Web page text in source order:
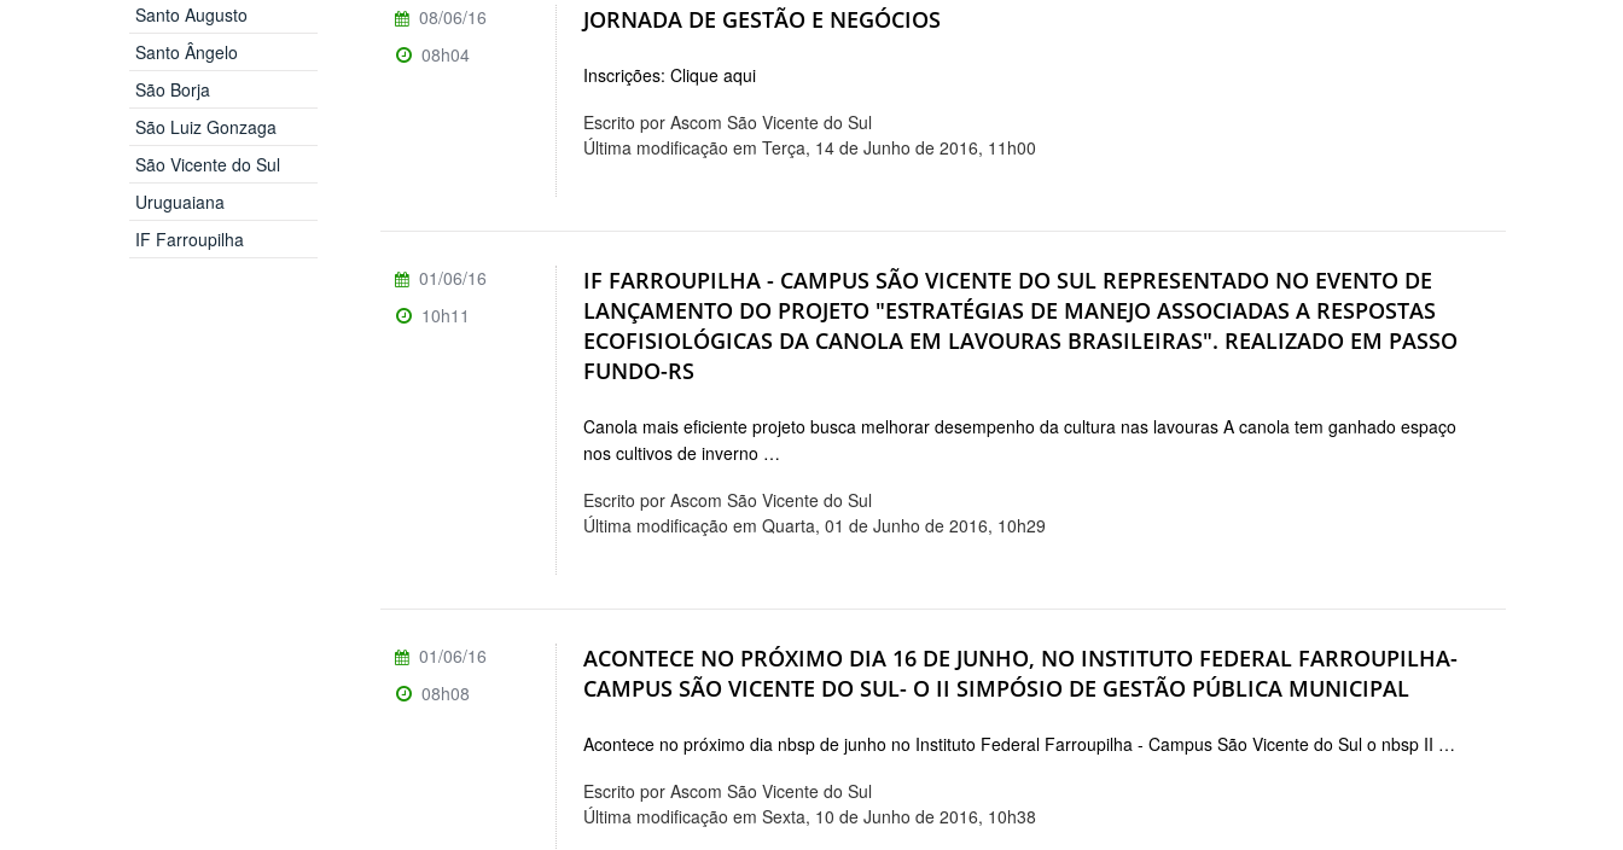
Santo Augusto
Santo Ângelo
São Borja
São Luiz Gonzaga
São Vicente do Sul
Uruguaiana
IF Farroupilha
JORNADA DE GESTÃO E NEGÓCIOS
Inscrições: Clique aqui
Escrito por Ascom São Vicente do Sul
Última modificação em Terça, 14 de Junho de 2016, 11h00
08/06/16
08h04
IF FARROUPILHA - CAMPUS SÃO VICENTE DO SUL REPRESENTADO NO EVENTO DE
LANÇAMENTO DO PROJETO "ESTRATÉGIAS DE MANEJO ASSOCIADAS A RESPOSTAS
ECOFISIOLÓGICAS DA CANOLA EM LAVOURAS BRASILEIRAS". REALIZADO EM PASSO
FUNDO-RS
Canola mais eficiente projeto busca melhorar desempenho da cultura nas lavouras A canola tem ganhado espaço
nos cultivos de inverno …
Escrito por Ascom São Vicente do Sul
Última modificação em Quarta, 01 de Junho de 2016, 10h29
01/06/16
10h11
ACONTECE NO PRÓXIMO DIA 16 DE JUNHO, NO INSTITUTO FEDERAL FARROUPILHA-
CAMPUS SÃO VICENTE DO SUL- O II SIMPÓSIO DE GESTÃO PÚBLICA MUNICIPAL
Acontece no próximo dia nbsp de junho no Instituto Federal Farroupilha - Campus São Vicente do Sul o nbsp II …
Escrito por Ascom São Vicente do Sul
Última modificação em Sexta, 10 de Junho de 2016, 10h38
01/06/16
08h08